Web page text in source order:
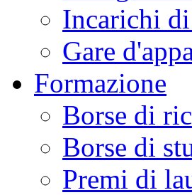
Incarichi
Gare
Formazione
Borse di
Borse di
Premi di